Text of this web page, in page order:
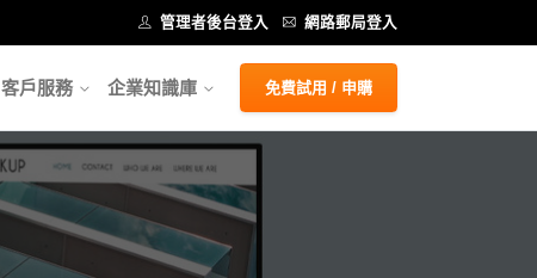
管理者後台登入 網路郵局登入
客戶服務 企業知識庫 免費試用 / 申購